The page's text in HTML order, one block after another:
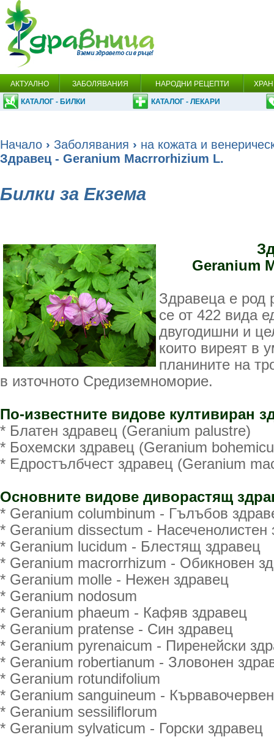
АКТУАЛНО ЗАБОЛЯВАНИЯ НАРОДНИ РЕЦЕПТИ
КАТАЛОГ - БИЛКИ КАТАЛОГ - ЛЕКАРИ
Начало › Заболявания › на кожата и
Здравец - Geranium Macrrorhizium L.
Билки за Екзема
Geranium
Здравеца е род
се от 422 вида
двугодишни и
които виреят в
планините на
в източното Средиземноморие.
По-известните видове култивиран
* Блатен здравец (Geranium palustre)
* Бохемски здравец (Geranium
* Едростълбчест здравец (Geranium
Основните видове диворастящ
* Geranium columbinum - Гълъбов
* Geranium dissectum - Насеченолистен
* Geranium lucidum - Блестящ здравец
* Geranium macrorrhizum - Обикновен
* Geranium molle - Нежен здравец
* Geranium nodosum
* Geranium phaeum - Кафяв здравец
* Geranium pratense - Син здравец
* Geranium pyrenaicum - Пиренейски
* Geranium robertianum - Зловонен
* Geranium rotundifolium
* Geranium sanguineum -
* Geranium sessiliflorum
* Geranium sylvaticum - Горски здравец